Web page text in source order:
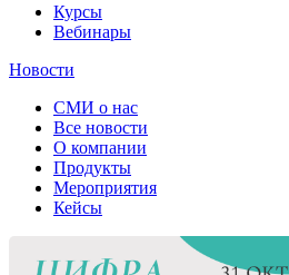
Курсы
Вебинары
Новости
СМИ о нас
Все новости
О компании
Продукты
Мероприятия
Кейсы